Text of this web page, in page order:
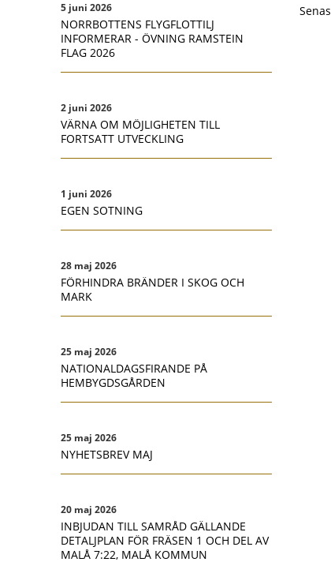
5 juni 2026
NORRBOTTENS FLYGFLOTTILJ
INFORMERAR - ÖVNING RAMSTEIN
FLAG 2026
2 juni 2026
VÄRNA OM MÖJLIGHETEN TILL
FORTSATT UTVECKLING
1 juni 2026
EGEN SOTNING
28 maj 2026
FÖRHINDRA BRÄNDER I SKOG OCH
MARK
25 maj 2026
NATIONALDAGSFIRANDE PÅ
HEMBYGDSGÅRDEN
25 maj 2026
NYHETSBREV MAJ
20 maj 2026
INBJUDAN TILL SAMRÅD GÄLLANDE
DETALJPLAN FÖR FRÄSEN 1 OCH DEL AV
MALÅ 7:22, MALÅ KOMMUN